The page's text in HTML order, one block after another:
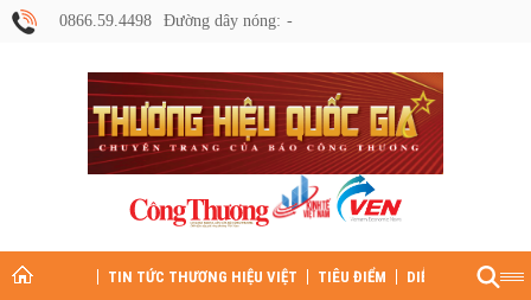
Đường dây nóng:
0866.59.4498
TIN TỨC THƯƠNG HIỆU VIỆT TIÊU ĐIỂM DIỄN ĐÀN HỒ